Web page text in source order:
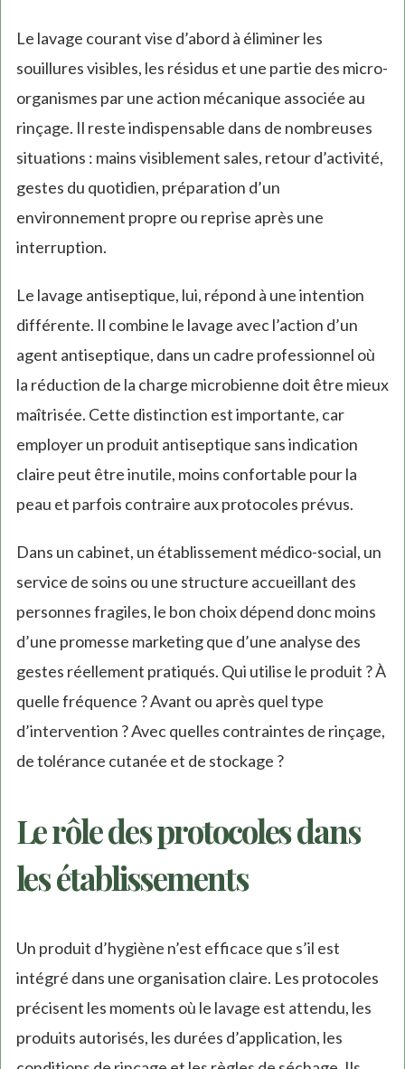
Le lavage courant vise d’abord à éliminer les
souillures visibles, les résidus et une partie des micro-
organismes par une action mécanique associée au
rinçage. Il reste indispensable dans de nombreuses
situations : mains visiblement sales, retour d’activité,
gestes du quotidien, préparation d’un
environnement propre ou reprise après une
interruption.
Le lavage antiseptique, lui, répond à une intention
différente. Il combine le lavage avec l’action d’un
agent antiseptique, dans un cadre professionnel où
la réduction de la charge microbienne doit être mieux
maîtrisée. Cette distinction est importante, car
employer un produit antiseptique sans indication
claire peut être inutile, moins confortable pour la
peau et parfois contraire aux protocoles prévus.
Dans un cabinet, un établissement médico-social, un
service de soins ou une structure accueillant des
personnes fragiles, le bon choix dépend donc moins
d’une promesse marketing que d’une analyse des
gestes réellement pratiqués. Qui utilise le produit ? À
quelle fréquence ? Avant ou après quel type
d’intervention ? Avec quelles contraintes de rinçage,
de tolérance cutanée et de stockage ?
Le rôle des protocoles dans
les établissements
Un produit d’hygiène n’est efficace que s’il est
intégré dans une organisation claire. Les protocoles
précisent les moments où le lavage est attendu, les
produits autorisés, les durées d’application, les